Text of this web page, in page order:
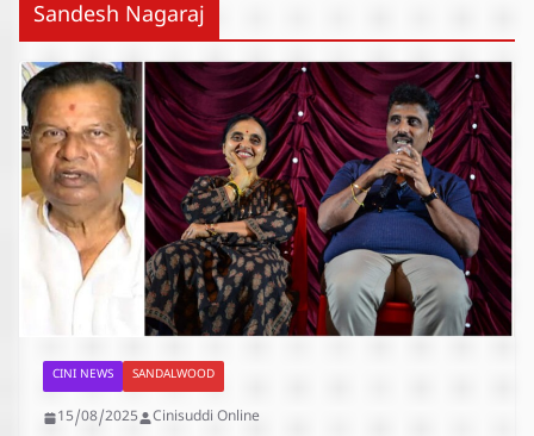
Sandesh Nagaraj
CINI NEWS SANDALWOOD
15/08/2025 Cinisuddi Online